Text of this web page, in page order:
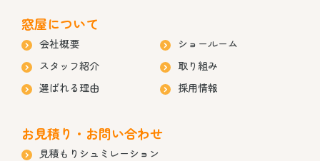
窓屋について
会社概要
ショールーム
スタッフ紹介
取り組み
選ばれる理由
採用情報
お見積り・お問い合わせ
見積もりシュミレーション